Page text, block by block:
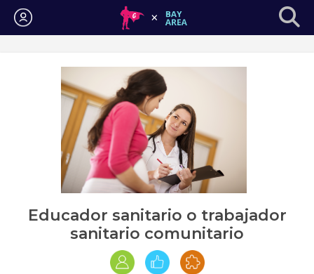
Iniciar sesión
Educador sanitario o trabajador
sanitario comunitario